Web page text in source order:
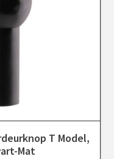
T Model,
Mat